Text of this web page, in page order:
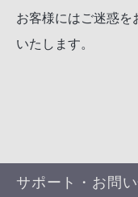
お客様にはご迷惑を
いたします。
サポート・お問